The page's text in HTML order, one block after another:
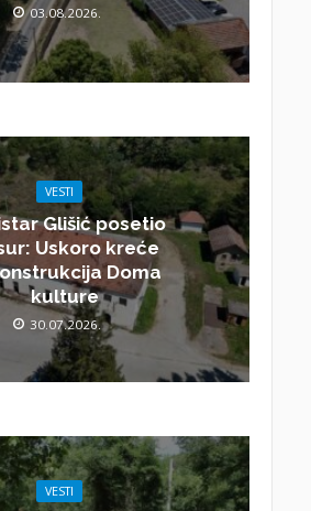
03.08.2026.
VESTI
Glišić posetio
Uskoro kreće
Doma
kulture
30.07.2026.
VESTI